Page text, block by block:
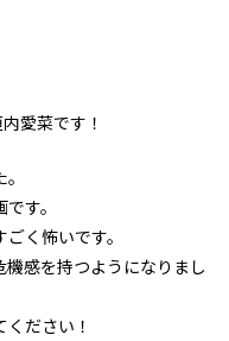
愛菜です！
す。
く怖いです。
感を持つようになりまし
ださい！